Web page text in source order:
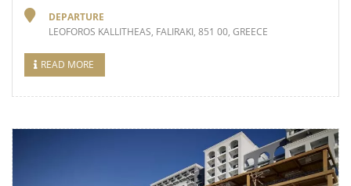
DEPARTURE
LEOFOROS KALLITHEAS, FALIRAKI, 851 00, GREECE
READ MORE